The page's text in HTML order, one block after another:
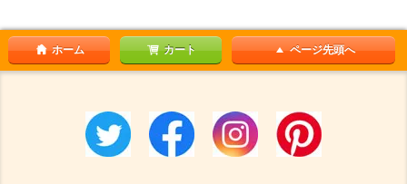
ホーム カート ページ先頭へ